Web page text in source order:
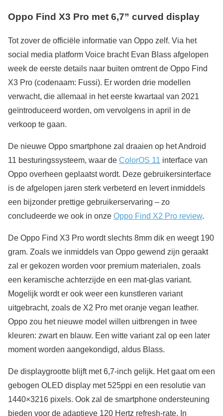
Oppo Find X3 Pro met 6,7” curved display
Tot zover de officiële informatie van Oppo zelf. Via het
social media platform Voice bracht Evan Blass afgelopen
week de eerste details naar buiten omtrent de Oppo Find
X3 Pro (codenaam: Fussi). Er worden drie modellen
verwacht, die allemaal in het eerste kwartaal van 2021
geïntroduceerd worden, om vervolgens in april in de
verkoop te gaan.
De nieuwe Oppo smartphone zal draaien op het Android
11 besturingssysteem, waar de ColorOS 11 interface van
Oppo overheen geplaatst wordt. Deze gebruikersinterface
is de afgelopen jaren sterk verbeterd en levert inmiddels
een bijzonder prettige gebruikerservaring – zo
concludeerde we ook in onze Oppo Find X2 Pro review.
De Oppo Find X3 Pro wordt slechts 8mm dik en weegt 190
gram. Zoals we inmiddels van Oppo gewend zijn geraakt
zal er gekozen worden voor premium materialen, zoals
een keramische achterzijde en een mat-glas variant.
Mogelijk wordt er ook weer een kunstleren variant
uitgebracht, zoals de X2 Pro met oranje vegan leather.
Oppo zou het nieuwe model willen uitbrengen in twee
kleuren: zwart en blauw. Een witte variant zal op een later
moment worden aangekondigd, aldus Blass.
De displaygrootte blijft met 6,7-inch gelijk. Het gaat om een
gebogen OLED display met 525ppi en een resolutie van
1440×3216 pixels. Ook zal de smartphone ondersteuning
bieden voor de adaptieve 120 Hertz refresh-rate. In